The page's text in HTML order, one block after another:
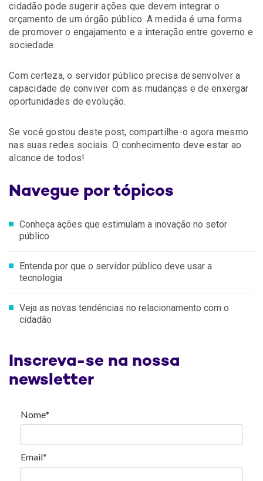
cidadão pode sugerir ações que devem integrar o
orçamento de um órgão público. A medida é uma forma
de promover o engajamento e a interação entre governo e
sociedade.
Com certeza, o servidor público precisa desenvolver a
capacidade de conviver com as mudanças e de enxergar
oportunidades de evolução.
Se você gostou deste post, compartilhe-o agora mesmo
nas suas redes sociais. O conhecimento deve estar ao
alcance de todos!
Navegue por tópicos
Conheça ações que estimulam a inovação no setor
público
Entenda por que o servidor público deve usar a
tecnologia
Veja as novas tendências no relacionamento com o
cidadão
Inscreva-se na nossa
newsletter
Nome*
Email*